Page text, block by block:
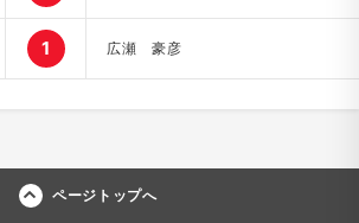
1 広瀬 豪彦
ページトップへ